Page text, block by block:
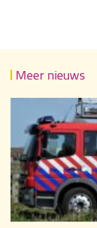
Meer nieuws